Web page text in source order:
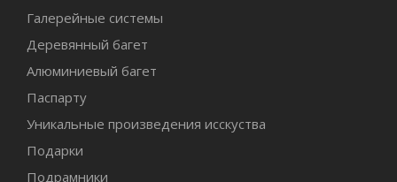
Галерейные системы
Деревянный багет
Алюминиевый багет
Паспарту
Уникальные произведения исскуства
Подарки
Подрамники